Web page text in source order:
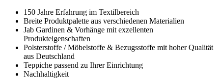
150 Jahre Erfahrung im Textilbereich
Breite Produktpalette aus verschiedenen Materialien
Jab Gardinen & Vorhänge mit exzellenten
Produkteigenschaften
Polsterstoffe / Möbelstoffe & Bezugsstoffe mit hoher Qualität
aus Deutschland
Teppiche passend zu Ihrer Einrichtung
Nachhaltigkeit